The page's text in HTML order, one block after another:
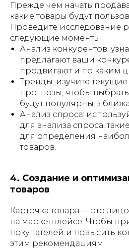
Прежде чем начать
какие товары будут
Проведите исследование
следующие моменты:
Анализ конкурентов:
предлагают ваши
продвигают и по каким
Тренды: изучите
прогнозы, чтобы
будут популярны в
Анализ спроса:
для анализа спроса,
для определения
товаров.
4. Создание и
товаров
Карточка товара — это
на маркетплейсе. Чтобы
покупателей и повысить
этим рекомендациям: